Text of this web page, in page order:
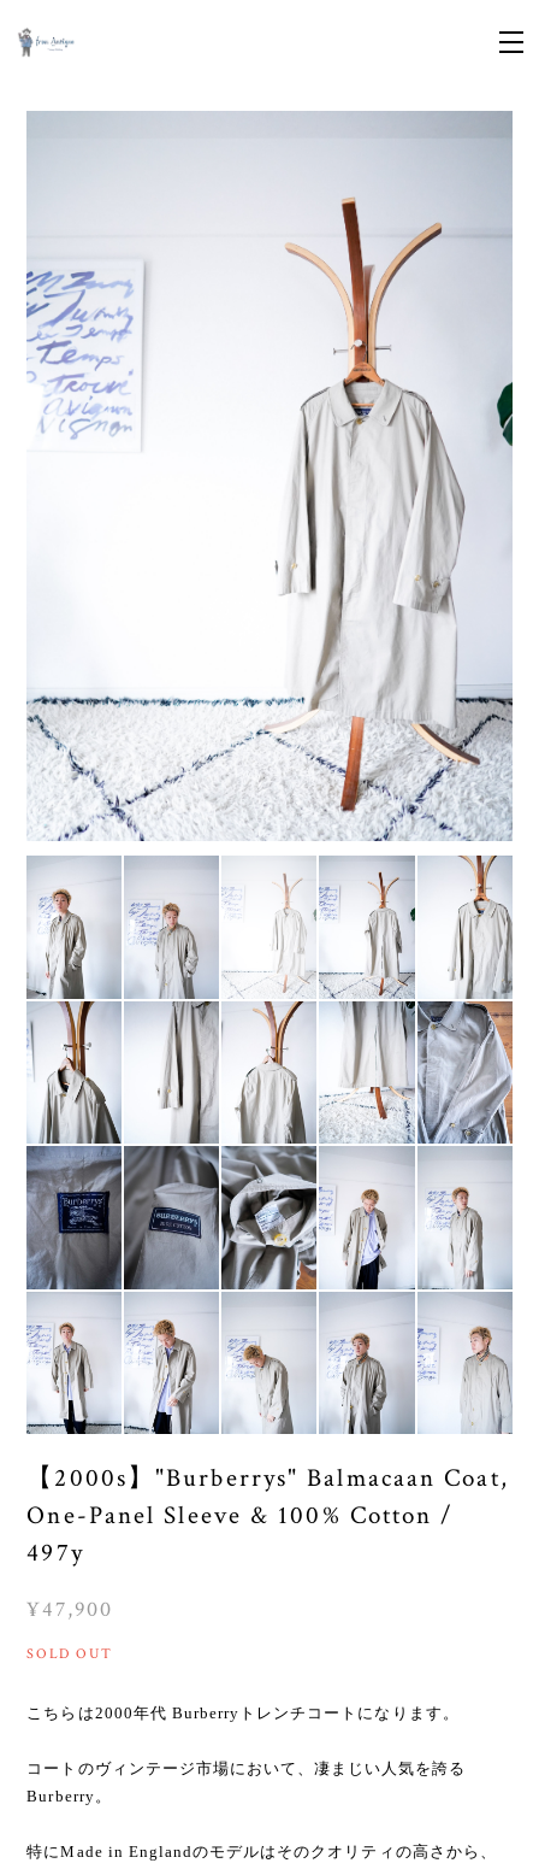
【2000s】"Burberrys" Balmacaan Coat,
One-Panel Sleeve & 100% Cotton /
497y
¥47,900
SOLD OUT
こちらは2000年代 Burberryトレンチコートになります。
コートのヴィンテージ市場において、凄まじい人気を誇る
Burberry。
特にMade in Englandのモデルはそのクオリティの高さから、